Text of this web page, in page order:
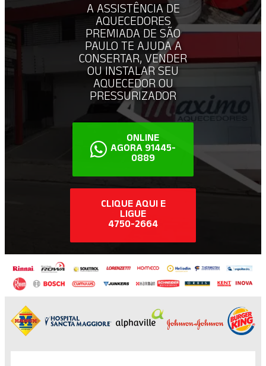
A ASSISTÊNCIA DE
AQUECEDORES
PREMIADA DE SÃO
PAULO TE AJUDA A
CONSERTAR, VENDER
OU INSTALAR SEU
AQUECEDOR OU
PRESSURIZADOR
ONLINE
AGORA 91445-
0889
CLIQUE AQUI E
LIGUE
4750-2664